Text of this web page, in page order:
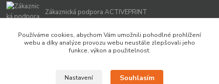
Zákaznická podpora ACTIVEPRINT
+420 549 213 756
info@activeprint.cz
Používáme cookies, abychom Vám umožnili pohodlné prohlížení
webu a díky analýze provozu webu neustále zlepšovali jeho
funkce, výkon a použitelnost.
Nastavení Souhlasím